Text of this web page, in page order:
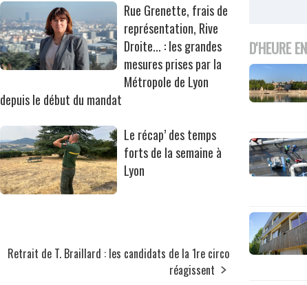
Rue Grenette, frais de
représentation, Rive
Droite... : les grandes
mesures prises par la
Métropole de Lyon
depuis le début du mandat
Le récap’ des temps
forts de la semaine à
Lyon
Retrait de T. Braillard : les candidats de la 1re circo
réagissent
D'HEURE